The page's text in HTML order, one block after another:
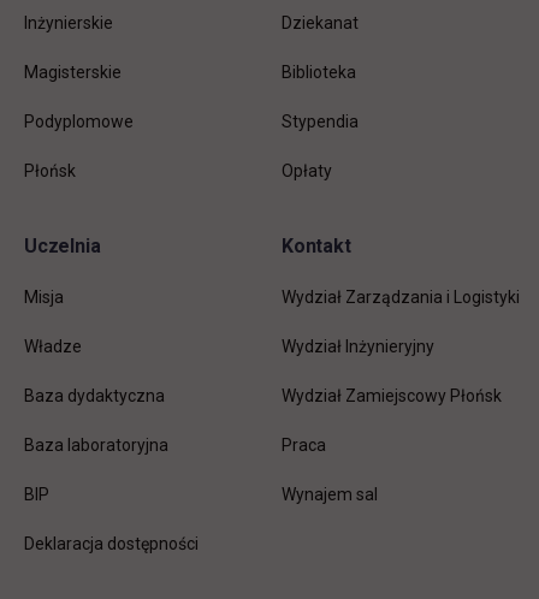
Inżynierskie
Magisterskie
Podyplomowe
Płońsk
Dziekanat
Biblioteka
Stypendia
Opłaty
Uczelnia
Misja
Władze
Baza dydaktyczna
Baza laboratoryjna
BIP
Deklaracja dostępności
Kontakt
Wydział Zarządzania i Logistyki
Wydział Inżynieryjny
Wydział Zamiejscowy Płońsk
Praca
Wynajem sal